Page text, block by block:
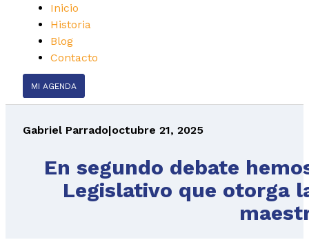
Inicio
Historia
Blog
Contacto
MI AGENDA
Gabriel Parrado|octubre 21, 2025
En segundo debate
Legislativo que otorga